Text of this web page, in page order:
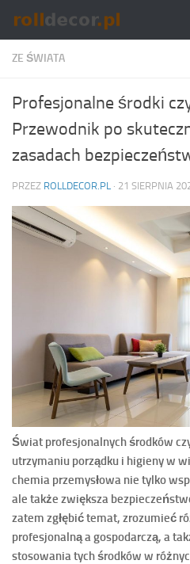
Skip to content
ZE ŚWIATA
Profesjonalne środki
Przewodnik po
zasadach
PRZEZ ROLLDECOR.PL · 21 SIERPNIA
Świat profesjonalnych środków
utrzymaniu porządku i higieny w
chemia przemysłowa nie tylko
ale także zwiększa
zatem zgłębić temat, zrozumieć
profesjonalną a gospodarczą, a
stosowania tych środków w